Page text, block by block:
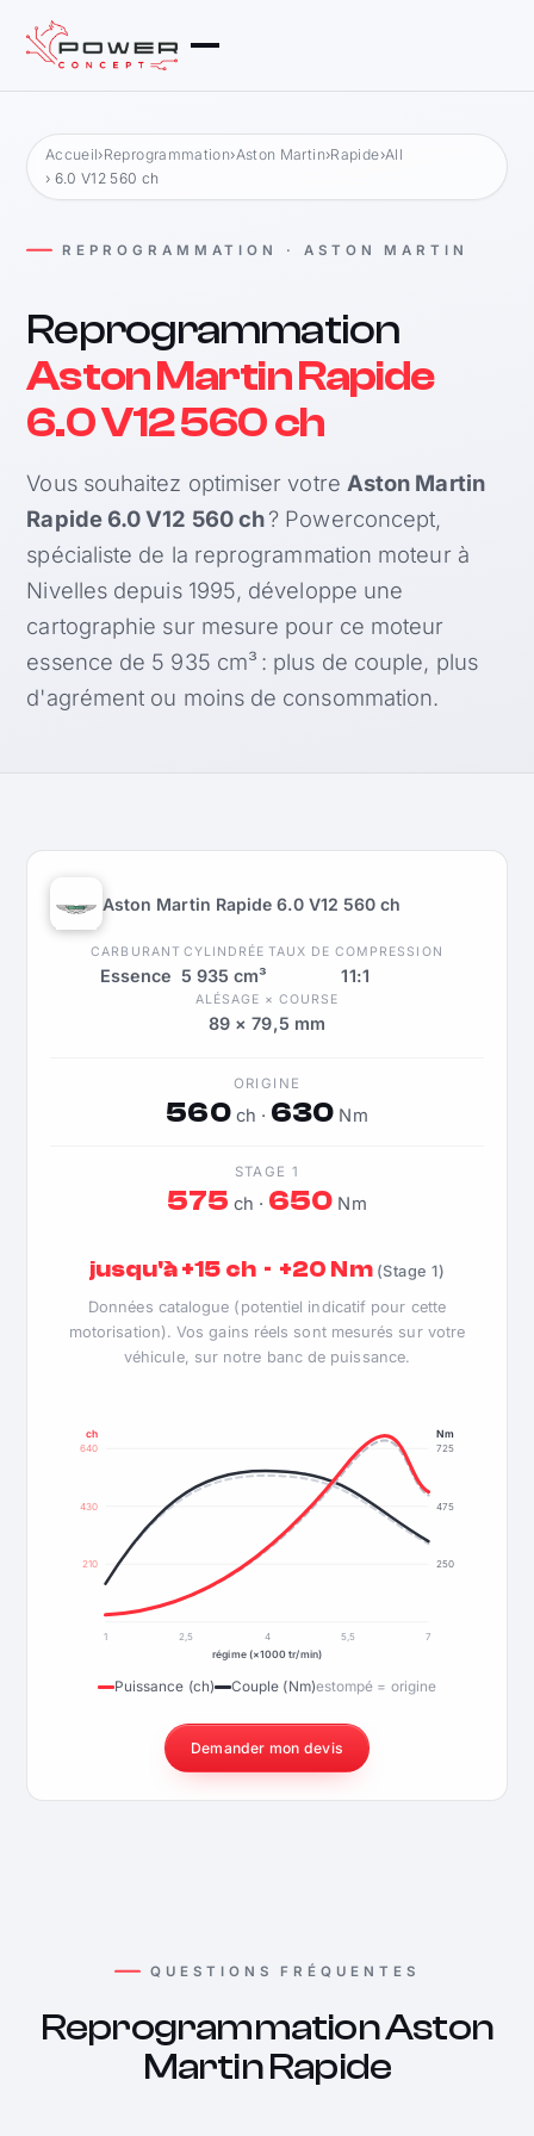
Accueil›Reprogrammation›Aston Martin›Rapide›All
› 6.0 V12 560 ch
REPROGRAMMATION · ASTON MARTIN
Reprogrammation
Aston Martin Rapide
6.0 V12 560 ch
Vous souhaitez optimiser votre Aston Martin
Rapide 6.0 V12 560 ch? Powerconcept,
spécialiste de la reprogrammation moteur à
Nivelles depuis 1995, développe une
cartographie sur mesure pour ce moteur
essence de 5 935 cm³ : plus de couple, plus
d'agrément ou moins de consommation.
Aston Martin Rapide 6.0 V12 560 ch
CARBURANT
Essence
CYLINDRÉE
5 935 cm³
TAUX DE COMPRESSION
11:1
ALÉSAGE × COURSE
89 × 79,5 mm
ORIGINE
560ch · 630 Nm
STAGE 1
575 ch · 650 Nm
jusqu'à +15 ch · +20 Nm (Stage 1)
Données catalogue (potentiel indicatif pour cette
motorisation). Vos gains réels sont mesurés sur votre
véhicule, sur notre banc de puissance.
210
430
640
250
475
725
ch Nm
1 2,5 4 5,5
7
régime (×1000 tr/min)
Puissance (ch) Couple (Nm)estompé = origine
Demander mon devis
QUESTIONS FRÉQUENTES
Reprogrammation Aston
Martin Rapide